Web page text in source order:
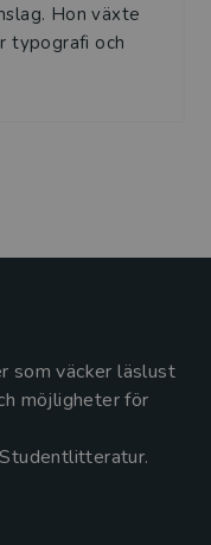
Hon växte
typografi och
som väcker läslust
möjligheter för